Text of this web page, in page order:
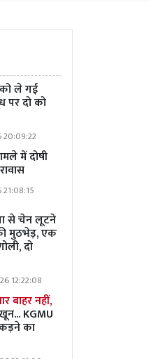
को ले गई
पर दो को
20:09:22
में दोषी
से चेन लूटने
मुठभेड़, एक
दो
12:22:08
बाहर नहीं,
KGMU
का